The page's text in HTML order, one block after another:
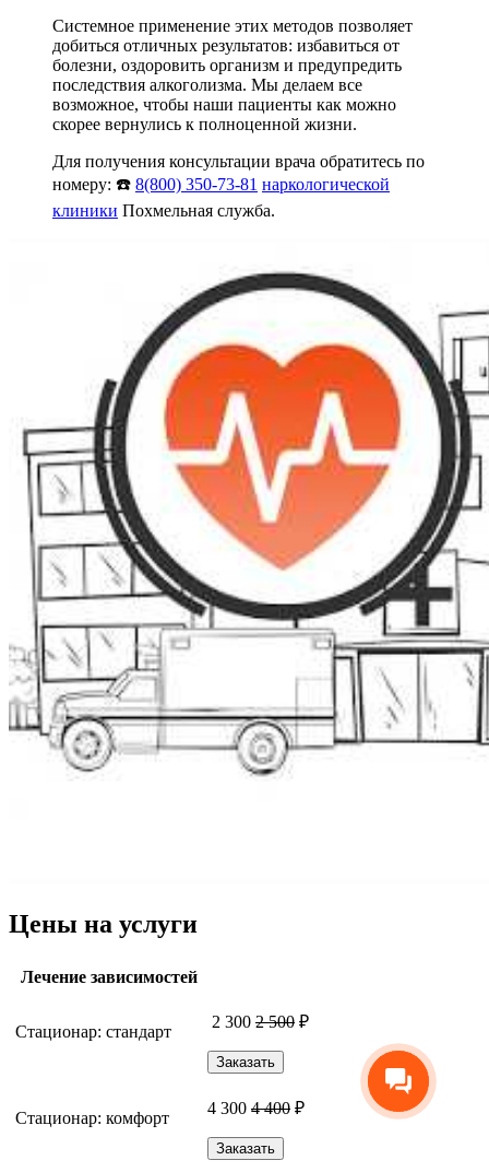
Системное применение этих методов позволяет
добиться отличных результатов: избавиться от
болезни, оздоровить организм и предупредить
последствия алкоголизма. Мы делаем все
возможное, чтобы наши пациенты как можно
скорее вернулись к полноценной жизни.
Для получения консультации врача обратитесь по
номеру: ☎️ 8(800) 350-73-81 наркологической
клиники Похмельная служба.
Цены на услуги
Лечение зависимостей
Стационар: стандарт
2 300 2 500 ₽
Заказать
Стационар: комфорт
4 300 4 400 ₽
Заказать